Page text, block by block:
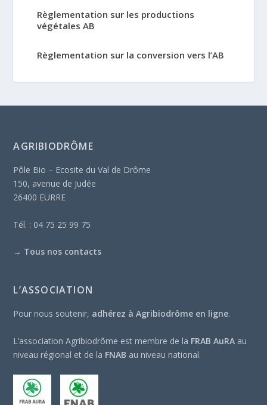
Règlementation sur les productions
végétales AB
Règlementation sur la conversion vers l’AB
AGRIBIODRÔME
Pôle Bio – Ecosite du Val de Drôme
150, avenue de Judée
26400 EURRE
Tél. : 04 75 25 99 75
→ Tous nos contacts
L’ASSOCIATION
Pour nous soutenir, adhérez à Agribiodrôme en ligne.
L’association Agribiodrôme est membre de la FRAB AuRA au
niveau régional et de la FNAB au niveau national.